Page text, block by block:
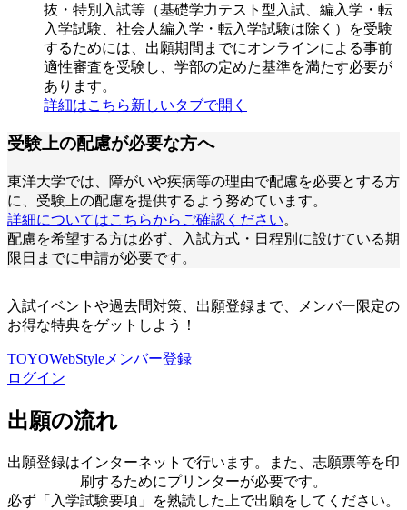
抜・特別入試等（基礎学力テスト型入試、編入学・転
入学試験、社会人編入学・転入学試験は除く）を受験
するためには、出願期間までにオンラインによる事前
適性審査を受験し、学部の定めた基準を満たす必要が
あります。
詳細はこちら新しいタブで開く
受験上の配慮が必要な方へ
東洋大学では、障がいや疾病等の理由で配慮を必要とする方
に、受験上の配慮を提供するよう努めています。
詳細についてはこちらからご確認ください。
配慮を希望する方は必ず、入試方式・日程別に設けている期
限日までに申請が必要です。
入試イベントや過去問対策、出願登録まで、メンバー限定の
お得な特典をゲットしよう！
TOYOWebStyleメンバー登録
ログイン
出願の流れ
出願登録はインターネットで⾏います。また、志願票等を印
刷するためにプリンターが必要です。
必ず「⼊学試験要項」を熟読した上で出願をしてください。